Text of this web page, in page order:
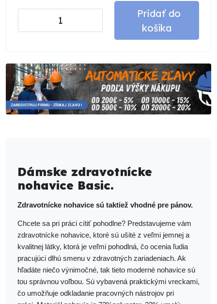
Pridať do
košíka
Dámske zdravotnícke
nohavice Basic.
Zdravotnícke nohavice sú taktiež vhodné pre pánov.
Chcete sa pri práci cítiť pohodlne? Predstavujeme vám
zdravotnícke nohavice, ktoré sú ušité z veľmi jemnej a
kvalitnej látky, ktorá je veľmi pohodlná, čo ocenia ľudia
pracujúci dlhú smenu v zdravotných zariadeniach. Ak
hľadáte niečo výnimočné, tak tieto moderné nohavice sú
tou správnou voľbou. Sú vybavená praktickými vreckami,
čo umožňuje odkladanie pracovných nástrojov pri